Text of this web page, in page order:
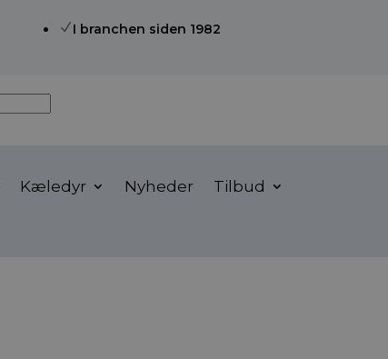
NI branchen siden 1982
Kæledyr Nyheder Tilbud